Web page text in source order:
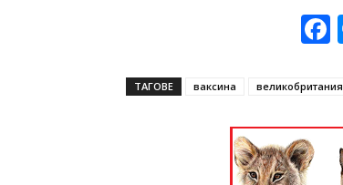
ТАГОВЕ ваксина великобритания